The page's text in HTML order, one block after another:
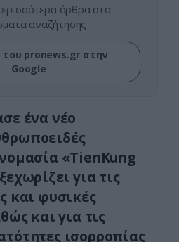
άρθρα στα
αναζήτησης
pronews.gr στην
Google
ένα νέο
«TienKung
για τις
και φυσικές
και για τις
ισορροπίας